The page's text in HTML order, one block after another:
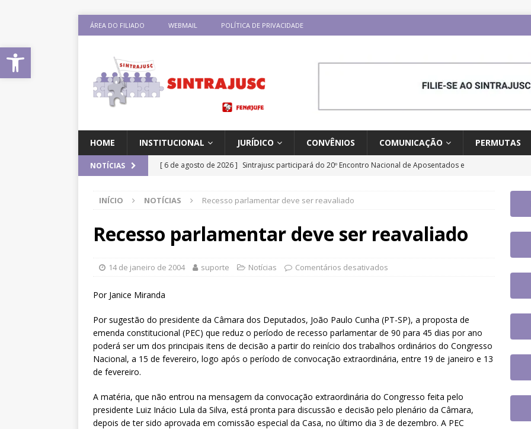
Abrir a barra de ferramentas
ÁREA DO FILIADO WEBMAIL POLÍTICA DE PRIVACIDADE
HOME INSTITUCIONAL JURÍDICO CONVÊNIOS COMUNICAÇÃO PERMUTAS
NOTÍCIAS [ 6 de agosto de 2026 ] Sintrajusc participará do 20º Encontro Nacional de Aposentados e
[ 6 de agosto de 2026 ] Fenajufe se reúne com a nova coordenadora do Fórum de Carreira do
CNJ para tratar da retomada dos trabalhos
[ 6 de agosto de 2026 ]
filiado ao Sintrajusc
DESTAQUES
[ 6 de agosto de 2026 ] Dia 13 tem paralisação de duas horas. Veja as orientações do Sintrajusc
DESTAQUES
INÍCIO NOTÍCIAS Recesso parlamentar deve ser reavaliado
Recesso parlamentar deve ser reavaliado
14 de janeiro de 2004 suporte Notícias Comentários desativados
Por Janice Miranda
Por sugestão do presidente da Câmara dos Deputados, João Paulo Cunha (PT-SP), a proposta de
emenda constitucional (PEC) que reduz o período de recesso parlamentar de 90 para 45 dias por ano
poderá ser um dos principais itens de decisão a partir do reinício dos trabalhos ordinários do Congresso
Nacional, a 15 de fevereiro, logo após o período de convocação extraordinária, entre 19 de janeiro e 13
de fevereiro.
A matéria, que não entrou na mensagem da convocação extraordinária do Congresso feita pelo
presidente Luiz Inácio Lula da Silva, está pronta para discussão e decisão pelo plenário da Câmara,
depois de ter sido aprovada em comissão especial da Casa, no último dia 3 de dezembro. A PEC